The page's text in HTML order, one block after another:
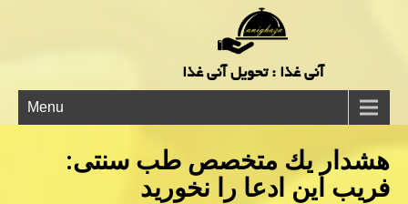
آنی غذا : تحویل آنی غذا
Menu
هشدار یك متخصص طب سنتی:
فریب این ادعا را نخورید